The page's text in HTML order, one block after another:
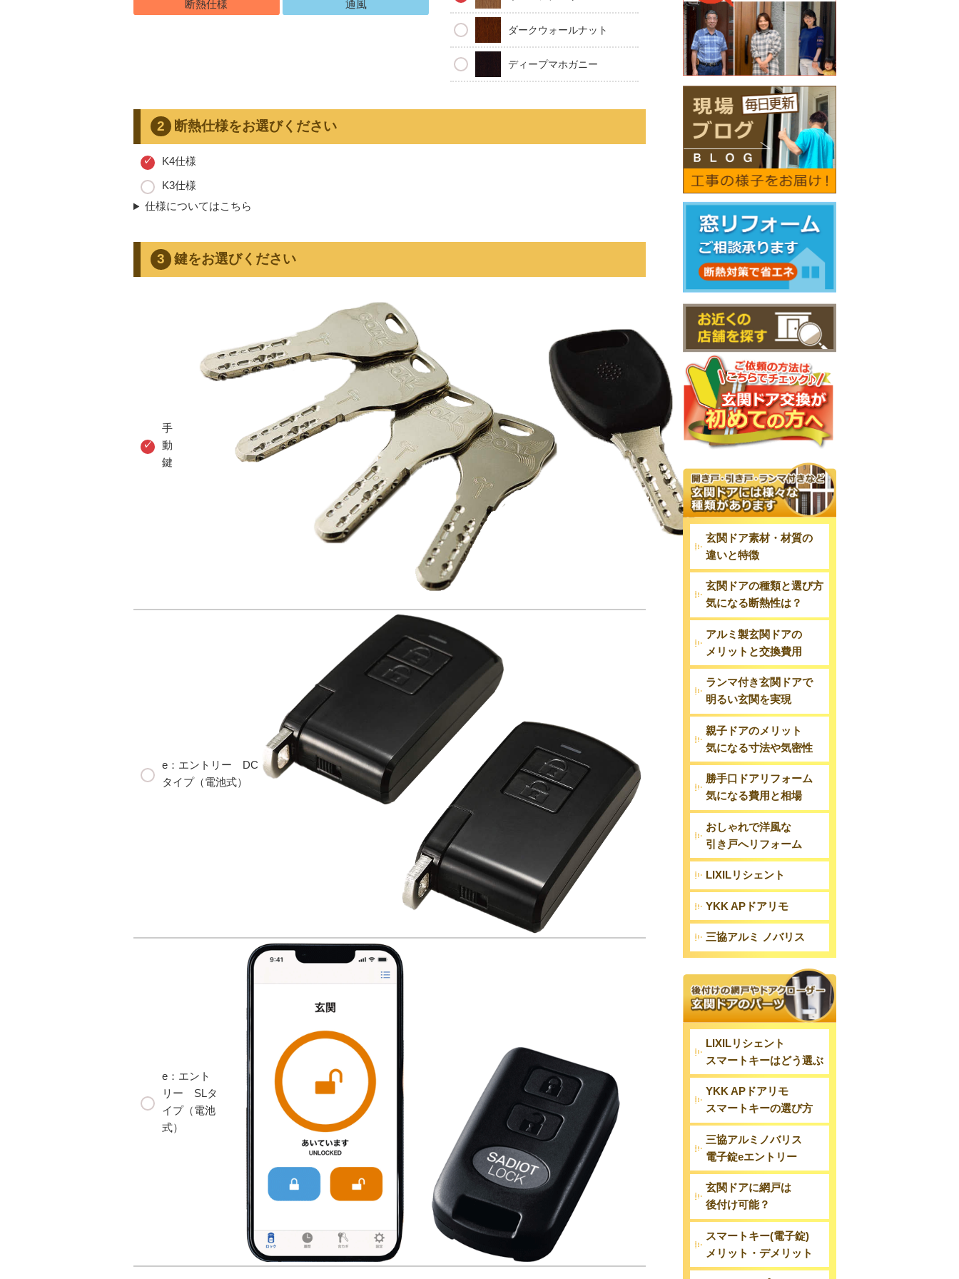
断熱仕様 通風
ダークウォールナット
ディープマホガニー
断熱仕様をお選びください
K4仕様
K3仕様
仕様についてはこちら
鍵をお選びください
手
動
鍵
e：エントリー DC
タイプ（電池式）
e：エント
リー SLタ
イプ（電池
式）
玄関ドア素材・材質の
違いと特徴
玄関ドアの種類と選び方
気になる断熱性は？
アルミ製玄関ドアの
メリットと交換費用
ランマ付き玄関ドアで
明るい玄関を実現
親子ドアのメリット
気になる寸法や気密性
勝手口ドアリフォーム
気になる費用と相場
おしゃれで洋風な
引き戸へリフォーム
LIXILリシェント
YKK APドアリモ
三協アルミ ノバリス
LIXILリシェント
スマートキーはどう選ぶ
YKK APドアリモ
スマートキーの選び方
三協アルミノバリス
電子錠eエントリー
玄関ドアに網戸は
後付け可能？
スマートキー(電子錠)
メリット・デメリット